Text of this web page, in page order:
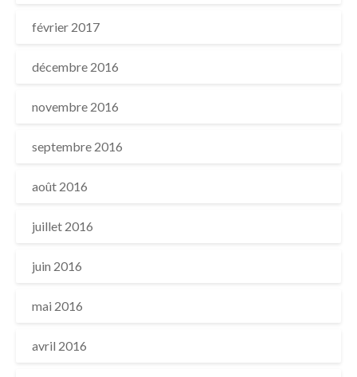
février 2017
décembre 2016
novembre 2016
septembre 2016
août 2016
juillet 2016
juin 2016
mai 2016
avril 2016